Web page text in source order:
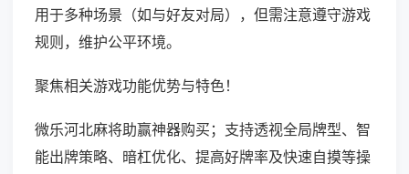
用于多种场景（如与好友对局），但需注意遵守游戏
规则，维护公平环境。
聚焦相关游戏功能优势与特色！
微乐河北麻将助赢神器购买；支持透视全局牌型、智
能出牌策略、暗杠优化、提高好牌率及快速自摸等操